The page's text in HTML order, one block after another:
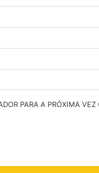
PARA A PRÓXIMA